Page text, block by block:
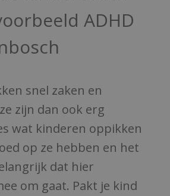
ADHD
snel zaken en
zijn dan ook erg
wat kinderen oppikken
op ze hebben en het
dat hier
om gaat. Pakt je kind